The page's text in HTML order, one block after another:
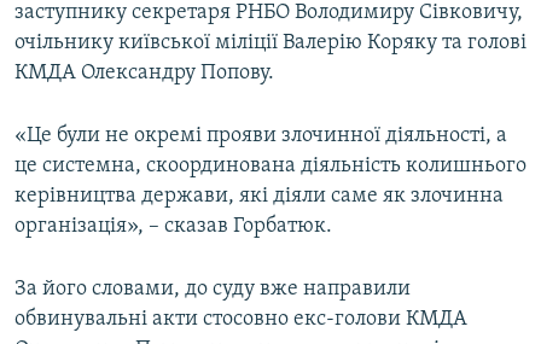
заступнику секретаря РНБО Володимиру Сівковичу,
очільнику київської міліції Валерію Коряку та голові
КМДА Олександру Попову.
«Це були не окремі прояви злочинної діяльності, а
це системна, скоординована діяльність колишнього
керівництва держави, які діяли саме як злочинна
організація», – сказав Горбатюк.
За його словами, до суду вже направили
обвинувальні акти стосовно екс-голови КМДА